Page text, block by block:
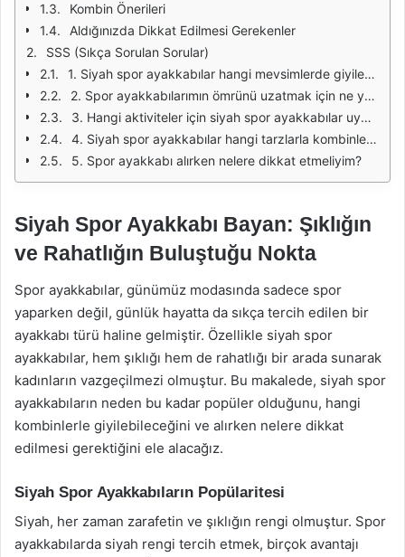
Kombin Önerileri
Aldığınızda Dikkat Edilmesi Gerekenler
SSS (Sıkça Sorulan Sorular)
1. Siyah spor ayakkabılar hangi mevsimlerde giyilebilir?
2. Spor ayakkabılarımın ömrünü uzatmak için ne yapmalıyım?
3. Hangi aktiviteler için siyah spor ayakkabılar uygundur?
4. Siyah spor ayakkabılar hangi tarzlarla kombinlenebilir?
5. Spor ayakkabı alırken nelere dikkat etmeliyim?
Siyah Spor Ayakkabı Bayan: Şıklığın
ve Rahatlığın Buluştuğu Nokta
Spor ayakkabılar, günümüz modasında sadece spor
yaparken değil, günlük hayatta da sıkça tercih edilen bir
ayakkabı türü haline gelmiştir. Özellikle siyah spor
ayakkabılar, hem şıklığı hem de rahatlığı bir arada sunarak
kadınların vazgeçilmezi olmuştur. Bu makalede, siyah spor
ayakkabıların neden bu kadar popüler olduğunu, hangi
kombinlerle giyilebileceğini ve alırken nelere dikkat
edilmesi gerektiğini ele alacağız.
Siyah Spor Ayakkabıların Popülaritesi
Siyah, her zaman zarafetin ve şıklığın rengi olmuştur. Spor
ayakkabılarda siyah rengi tercih etmek, birçok avantajı